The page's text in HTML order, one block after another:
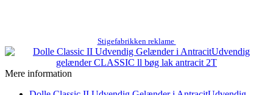
Stigefabrikken reklame
Mere information